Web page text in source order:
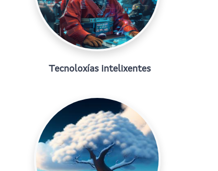
Tecnoloxías intelixentes